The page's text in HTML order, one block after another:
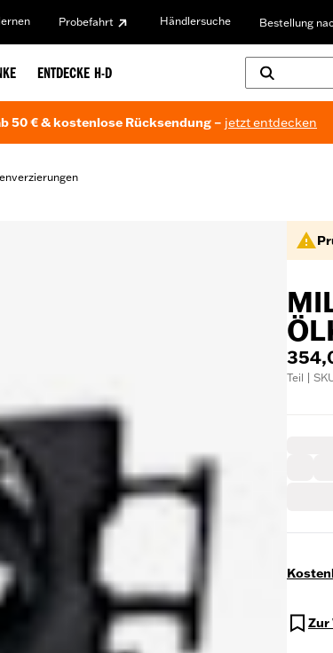
Probefahrt Händlersuche Bestellung
ENTDECKE H-D
50 € & kostenlose Rücksendung – jetzt entdecken
Teil |
Zur